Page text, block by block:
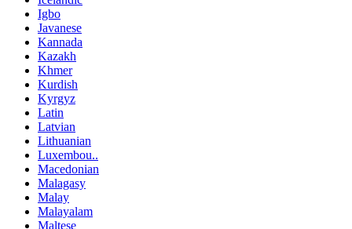
Igbo
Javanese
Kannada
Kazakh
Khmer
Kurdish
Kyrgyz
Latin
Latvian
Lithuanian
Luxembou..
Macedonian
Malagasy
Malay
Malayalam
Maltese